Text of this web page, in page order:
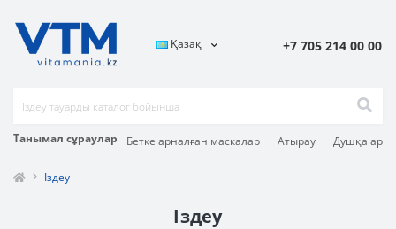
Танымал сұраулар Бетке арналған маскалар Атырау Душқа
Қазақ +7 705 214 00 00
Іздеу
Іздеу